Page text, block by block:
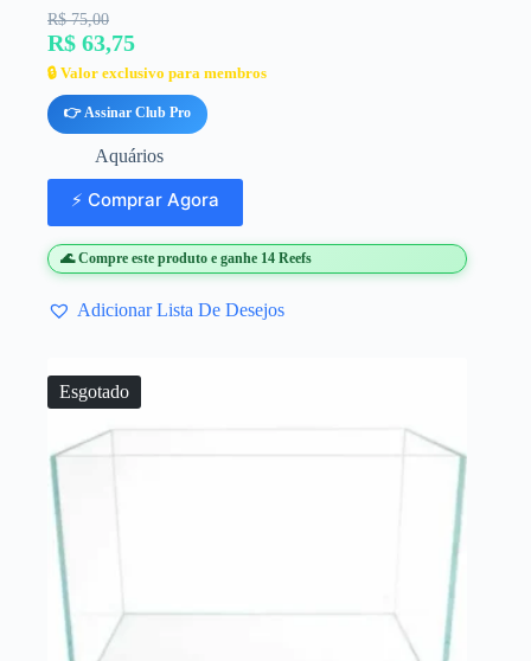
R$ 75,00
R$ 63,75
🔒 Valor exclusivo para membros
👉 Assinar Club Pro
Aquários
⚡ Comprar Agora
🌊 Compre este produto e ganhe 14 Reefs
Adicionar Lista De Desejos
Esgotado